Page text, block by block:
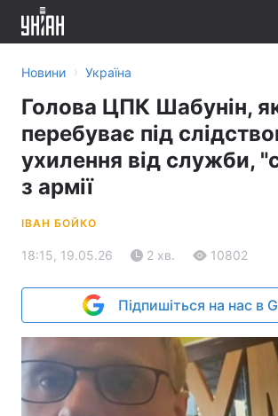
Новини › Україна
Голова ЦПК Шабунін,
перебуває під
ухилення від служби,
з армії
ІВАН БОЙКО
18:15, 19.05.26 2 хв. 10802
Підпишіться на нас в